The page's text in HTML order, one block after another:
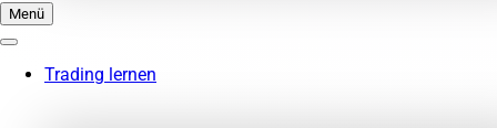
Menü
Trading lernen